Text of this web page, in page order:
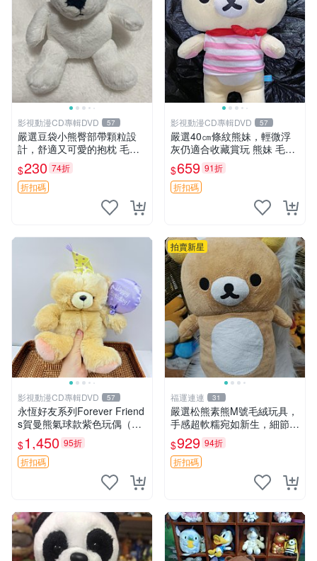
影視動漫CD專輯DVD 57
嚴選豆袋小熊臀部帶顆粒設
計，舒適又可愛的抱枕 毛絨
抱枕、臀部按摩、坐墊
$230 74折
折扣碼
影視動漫CD專輯DVD 57
嚴選40㎝條紋熊妹，輕微浮
灰仍適合收藏賞玩 熊妹 毛絨
玩具 浮雕熊
$659 91折
折扣碼
影視動漫CD專輯DVD 57
永恆好友系列Forever Friend
s賀曼熊氣球款紫色玩偶（鼻
子稍有磨損） 中古玩具 氣球
熊 玩偶
$1,450 95折
折扣碼
拍賣新星
福運連連 31
嚴選松熊素熊M號毛絨玩具，
手感超軟糯宛如新生，細節精
緻完美無瑕，推薦送禮或珍
藏，中古狀態保養得宜。 松
熊 素熊 毛絨doll
$929 94折
折扣碼